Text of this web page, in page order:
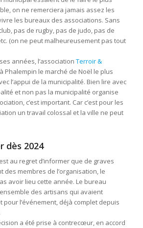
on ne remerciera jamais assez les
les bureaux des associations. Sans
pas de rugby, pas de judo, pas de
(on ne peut malheureusement pas tout
années, l’association Terroir &
Phalempin le marché de Noël le plus
l’appui de la municipalité. Bien lire avec
et non pas la municipalité organise
c’est important. Car c’est pour les
un travail colossal et la ville ne peut
dès 2024
au regret d’informer que de graves
des membres de l’organisation, le
avoir lieu cette année. Le bureau
des artisans qui avaient
l’événement, déjà complet depuis
a été prise à contrecœur, en accord